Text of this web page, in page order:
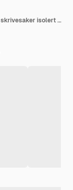
Små lærere med pedagogiske verktøy og skrivesaker isolert flat vektorillustrasjon. Tegneserielærere i forskjellige disipliner som geografi, matematikk og fysisk kultur. Utdanning og skolekonsept